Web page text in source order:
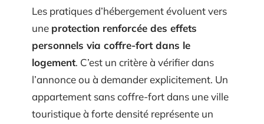
Les pratiques d’hébergement évoluent vers
une protection renforcée des effets
personnels via coffre-fort dans le
logement. C’est un critère à vérifier dans
l’annonce ou à demander explicitement. Un
appartement sans coffre-fort dans une ville
touristique à forte densité représente un